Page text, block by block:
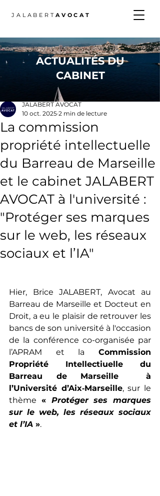
JALABERT AVOCAT
La commission
propriété intellectuelle
du Barreau de Marseille
et le cabinet JALABERT
AVOCAT à l'université :
"Protéger ses marques
sur le web, les réseaux
sociaux et l’IA"
JALABERT AVOCAT
10 oct. 2025 2 min de lecture
Hier, Brice JALABERT, Avocat au
Barreau de Marseille et Docteut en
Droit, a eu le plaisir de retrouver les
bancs de son université à l'occasion
de la conférence co-organisée par
l’APRAM et la Commission
Propriété Intellectiuelle du
Barreau de Marseille  à
l’Université d’Aix‑Marseille, sur le
thème « Protéger ses marques
sur le web, les réseaux sociaux
et l’IA ».
ACTUALITÉS DU
CABINET